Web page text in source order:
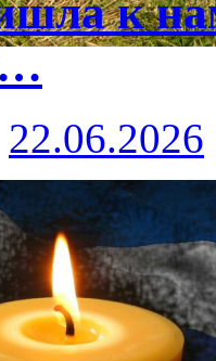
к
22.06.2026